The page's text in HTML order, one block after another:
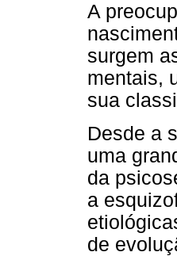
A
surgem
mentais,
sua
Desde a
uma
da
a
de